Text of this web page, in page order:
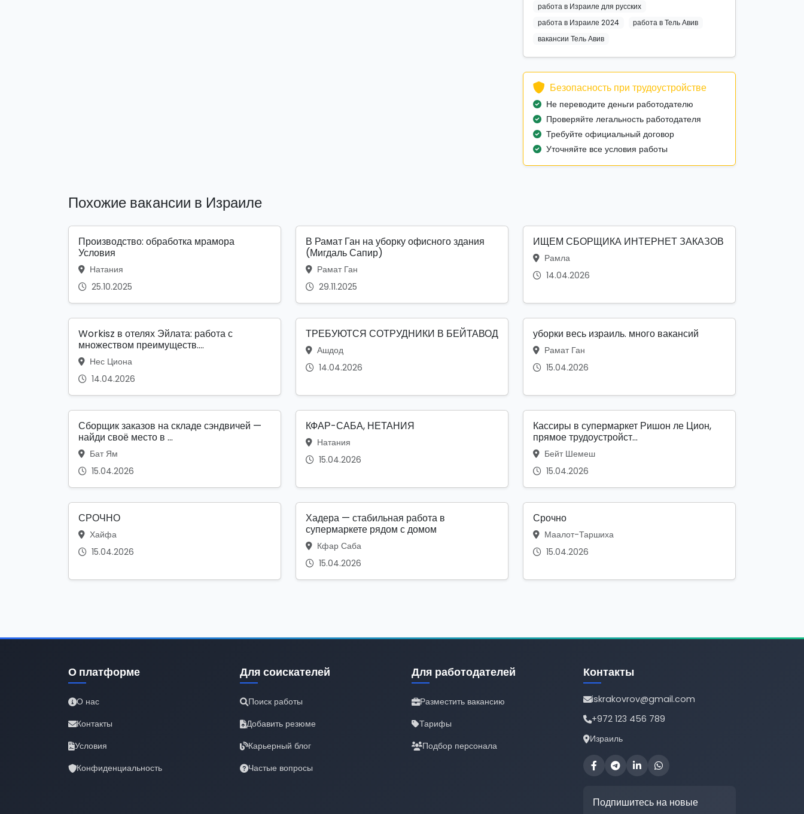
работа в Израиле для русских
работа в Израиле 2024
работа в Тель Авив
вакансии Тель Авив
Безопасность при трудоустройстве
Не переводите деньги работодателю
Проверяйте легальность работодателя
Требуйте официальный договор
Уточняйте все условия работы
Похожие вакансии в Израиле
Производство: обработка мрамора
Условия
Натания
25.10.2025
В Рамат Ган на уборку офисного здания
(Мигдаль Сапир)
Рамат Ган
29.11.2025
ИЩЕМ СБОРЩИКА ИНТЕРНЕТ ЗАКАЗОВ
Рамла
14.04.2026
Workisz в отелях Эйлата: работа с
множеством преимуществ....
Нес Циона
14.04.2026
ТРЕБУЮТСЯ СОТРУДНИКИ В БЕЙТАВОД
Ашдод
14.04.2026
уборки весь израиль. много вакансий
Рамат Ган
15.04.2026
Сборщик заказов на складе сэндвичей —
найди своё место в ...
Бат Ям
15.04.2026
КФАР-САБА, НЕТАНИЯ
Натания
15.04.2026
Кассиры в супермаркет Ришон ле Цион,
прямое трудоустройст...
Бейт Шемеш
15.04.2026
СРОЧНО
Хайфа
15.04.2026
Хадера — стабильная работа в
супермаркете рядом с домом
Кфар Саба
15.04.2026
Срочно
Маалот-Таршиха
15.04.2026
О платформе
О нас
Контакты
Условия
Конфиденциальность
Для соискателей
Поиск работы
Добавить резюме
Карьерный блог
Частые вопросы
Для работодателей
Разместить вакансию
Тарифы
Подбор персонала
Контакты
iskrakovrov@gmail.com
+972 123 456 789
Израиль
Подпишитесь на новые